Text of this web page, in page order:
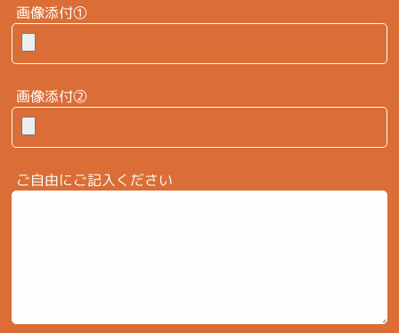
画像添付①
画像添付②
ご自由にご記入ください